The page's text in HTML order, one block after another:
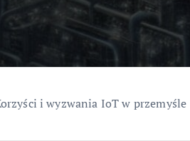
i wyzwania IoT w przemyśle